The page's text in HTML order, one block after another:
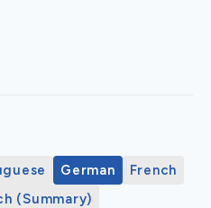
German
French
(Summary)